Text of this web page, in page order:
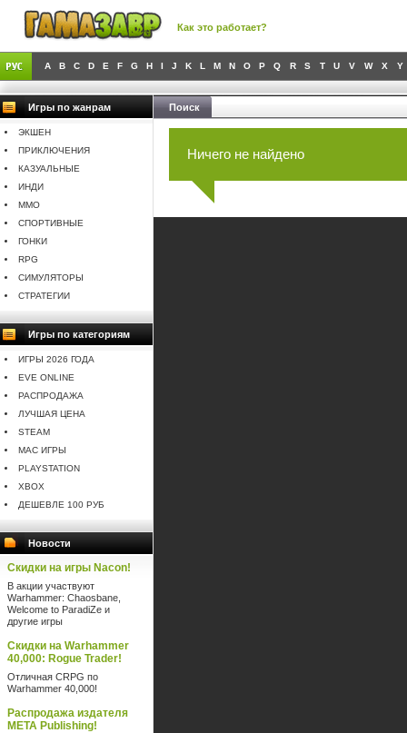
Как это работает?
A B C D E F G H I J K L M N O P Q R S T U V W X Y
Игры по жанрам
ЭКШЕН
ПРИКЛЮЧЕНИЯ
КАЗУАЛЬНЫЕ
ИНДИ
MMO
СПОРТИВНЫЕ
ГОНКИ
RPG
СИМУЛЯТОРЫ
СТРАТЕГИИ
Игры по категориям
ИГРЫ 2026 ГОДА
EVE ONLINE
РАСПРОДАЖА
ЛУЧШАЯ ЦЕНА
STEAM
MAC ИГРЫ
PLAYSTATION
XBOX
ДЕШЕВЛЕ 100 РУБ
Новости
Скидки на игры Nacon!
В акции участвуют
Warhammer: Chaosbane,
Welcome to ParadiZe и
другие игры
Скидки на Warhammer
40,000: Rogue Trader!
Отличная CRPG по
Warhammer 40,000!
Распродажа издателя
META Publishing!
Поиск
Ничего не найдено